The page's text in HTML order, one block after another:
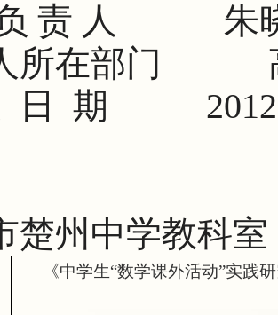
责 人
朱
所在部门
日 期
楚州中学教科室
《中学生“数学课外活动”实践